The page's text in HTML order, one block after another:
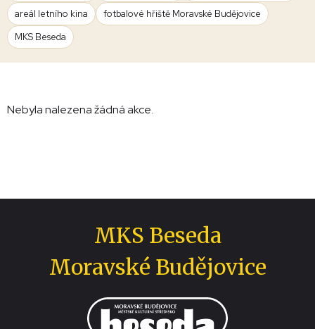
areál letního kina
fotbalové hřiště Moravské Budějovice
MKS Beseda
Nebyla nalezena žádná akce.
MKS Beseda
Moravské Budějovice